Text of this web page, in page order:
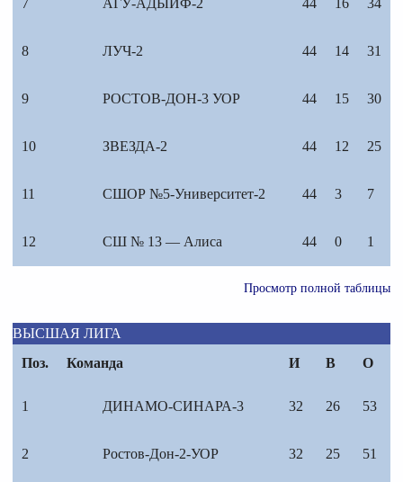
7 АГУ-АДЫИФ-2 44 16 34
8 ЛУЧ-2 44 14 31
9 РОСТОВ-ДОН-3 УОР 44 15 30
10 ЗВЕЗДА-2 44 12 25
11 СШОР №5-Университет-2 44 3 7
12 СШ № 13 — Алиса 44 0 1
Просмотр полной таблицы
ВЫСШАЯ ЛИГА
Поз.
Команда И В О
1 ДИНАМО-СИНАРА-3 32 26 53
2 Ростов-Дон-2-УОР 32 25 51